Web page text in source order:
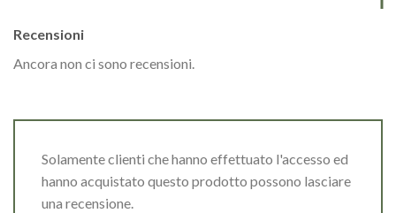
Recensioni
Ancora non ci sono recensioni.
Solamente clienti che hanno effettuato l'accesso ed
hanno acquistato questo prodotto possono lasciare
una recensione.